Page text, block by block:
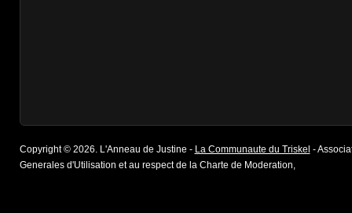
Copyright © 2026. L'Anneau de Justine - La Communaute du Triskel -
Generales d'Utilisation et au respect de la Charte de Moderation,